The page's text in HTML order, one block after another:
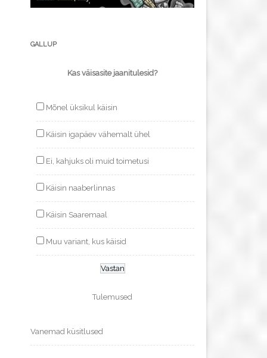
GALLUP
Kas väisasite jaanitulesid?
Mõnel üksikul käisin
Käisin igapäev vähemalt ühel
Ei, kahjuks oli muid toimetusi
Käisin naaberlinnas
Käisin Saaremaal
Muu variant, kus käisid
Tulemused
Vanemad küsitlused